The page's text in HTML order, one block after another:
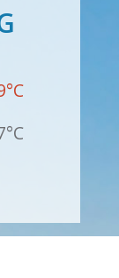
°C
°C